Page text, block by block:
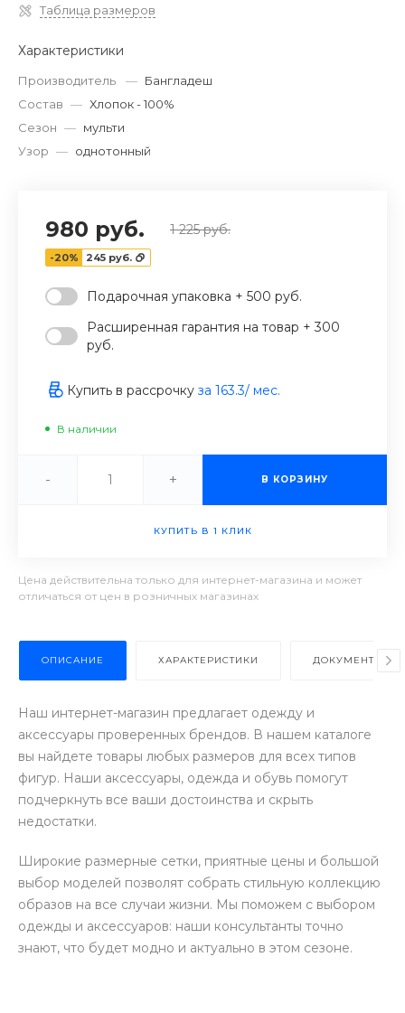
Таблица размеров
Характеристики
Производитель — Бангладеш
Состав — Хлопок - 100%
Сезон — мульти
Узор — однотонный
980 руб. 1 225 руб.
-20% 245 руб.
Подарочная упаковка + 500 руб.
Расширенная гарантия на товар + 300
руб.
Купить в рассрочку за 163.3/ мес.
В наличии
- + В КОРЗИНУ
КУПИТЬ В 1 КЛИК
Цена действительна только для интернет-магазина и может
отличаться от цен в розничных магазинах
ОПИСАНИЕ ХАРАКТЕРИСТИКИ ДОКУМЕНТЫ
Наш интернет-магазин предлагает одежду и
аксессуары проверенных брендов. В нашем каталоге
вы найдете товары любых размеров для всех типов
фигур. Наши аксессуары, одежда и обувь помогут
подчеркнуть все ваши достоинства и скрыть
недостатки.
Широкие размерные сетки, приятные цены и большой
выбор моделей позволят собрать стильную коллекцию
образов на все случаи жизни. Мы поможем с выбором
одежды и аксессуаров: наши консультанты точно
знают, что будет модно и актуально в этом сезоне.